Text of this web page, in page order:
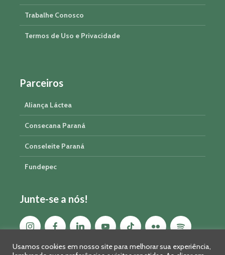
Trabalhe Conosco
Termos de Uso e Privacidade
Parceiros
Aliança Láctea
Consecana Paraná
Conseleite Paraná
Fundepec
Junte-se a nós!
Usamos cookies em nosso site para melhorar sua experiência,